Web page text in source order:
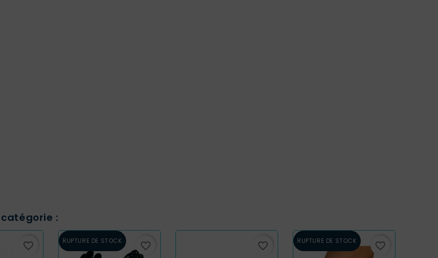
:
favorite_border RUPTURE DE STOCK favorite_border favorite_border RUPTURE DE STOCK favorite_border